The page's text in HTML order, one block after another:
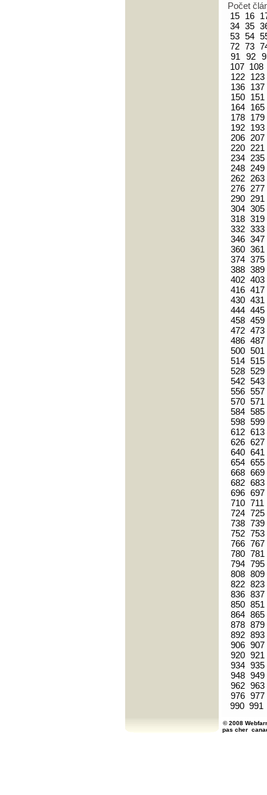
Počet
15 16
34 35
53 54
72 73
91
92
107 108
122
123
136
137
150
151
164
165
178
179
192
193
206 207
220
221
234
235
248
249
262
263
276
277
290
291
304 305
318 319
332 333
346 347
360 361
374 375
388 389
402 403
416 417
430 431
444 445
458 459
472 473
486 487
500 501
514 515
528 529
542 543
556 557
570 571
584 585
598 599
612 613
626 627
640 641
654 655
668 669
682 683
696 697
710 711
724 725
738 739
752 753
766 767
780 781
794 795
808 809
822 823
836 837
850 851
864 865
878 879
892 893
906 907
920 921
934 935
948 949
962 963
976 977
990 991
© 2008
pas cher